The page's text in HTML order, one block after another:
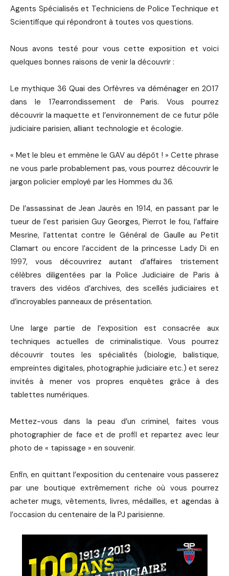
Agents Spécialisés et Techniciens de Police Technique et
Scientifique qui répondront à toutes vos questions.
Nous avons testé pour vous cette exposition et voici
quelques bonnes raisons de venir la découvrir :
Le mythique 36 Quai des Orfèvres va déménager en 2017
dans le 17earrondissement de Paris. Vous pourrez
découvrir la maquette et l’environnement de ce futur pôle
judiciaire parisien, alliant technologie et écologie.
« Met le bleu et emmène le GAV au dépôt ! » Cette phrase
ne vous parle probablement pas, vous pourrez découvrir le
jargon policier employé par les Hommes du 36.
De l’assassinat de Jean Jaurès en 1914, en passant par le
tueur de l’est parisien Guy Georges, Pierrot le fou, l’affaire
Mesrine, l’attentat contre le Général de Gaulle au Petit
Clamart ou encore l’accident de la princesse Lady Di en
1997, vous découvrirez autant d’affaires tristement
célèbres diligentées par la Police Judiciaire de Paris à
travers des vidéos d’archives, des scellés judiciaires et
d’incroyables panneaux de présentation.
Une large partie de l’exposition est consacrée aux
techniques actuelles de criminalistique. Vous pourrez
découvrir toutes les spécialités (biologie, balistique,
empreintes digitales, photographie judiciaire etc.) et serez
invités à mener vos propres enquêtes grâce à des
tablettes numériques.
Mettez-vous dans la peau d’un criminel, faites vous
photographier de face et de profil et repartez avec leur
photo de « tapissage » en souvenir.
Enfin, en quittant l’exposition du centenaire vous passerez
par une boutique extrêmement riche où vous pourrez
acheter mugs, vêtements, livres, médailles, et agendas à
l’occasion du centenaire de la PJ parisienne.